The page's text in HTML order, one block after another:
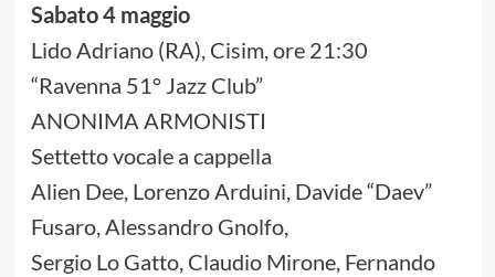
Sabato 4 maggio
Lido Adriano (RA), Cisim, ore 21:30
“Ravenna 51° Jazz Club”
ANONIMA ARMONISTI
Settetto vocale a cappella
Alien Dee, Lorenzo Arduini, Davide “Daev”
Fusaro, Alessandro Gnolfo,
Sergio Lo Gatto, Claudio Mirone, Fernando